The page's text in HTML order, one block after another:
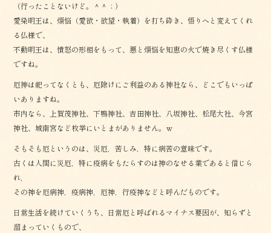
（行ったことないけど。＾＾；）
愛染明王は、煩悩（愛欲・欲望・執着）を打ち砕き、悟りへと変えてくれ
る仏様で、
不動明王は、憤怒の形相をもって、悪と煩悩を知恵の火で焼き尽くす仏様
ですね。
厄神は祀ってなくとも、厄除けにご利益のある神社なら、どこでもいっぱ
いありますね。
市内なら、上賀茂神社、下鴨神社、吉田神社、八坂神社、松尾大社、今宮
神社、城南宮など枚挙にいとまがありません。ｗ
そもそも厄というのは、災厄，苦しみ，特に病苦の意味です。
古くは人間に災厄，特に疫病をもたらすのは神のなせる業であると信じら
れ，
その神を厄病神，疫病神，厄神，行疫神などと呼んだものです。
日常生活を続けていくうち、日常厄と呼ばれるマイナス要因が、知らずと
溜まっていくもので、